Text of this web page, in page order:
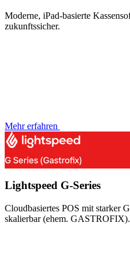
Moderne, iPad-basierte
zukunftssicher.
Mehr erfahren
Lightspeed G-Series
Cloudbasiertes POS mit starker
skalierbar (ehem. GASTROFIX).